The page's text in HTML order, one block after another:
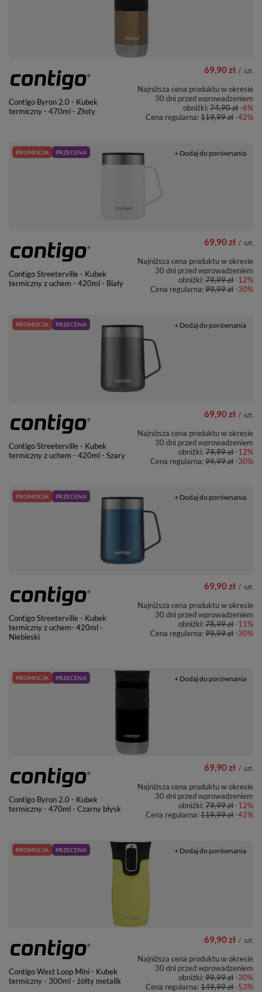
Contigo Byron 2.0 - Kubek
termiczny - 470ml - Złoty
69,90 zł / szt.
Najniższa cena produktu w okresie
30 dni przed wprowadzeniem
obniżki:74,90 zł-6%
Cena regularna:119,99 zł-42%
PROMOCJA PRZECENA
Contigo Streeterville - Kubek
termiczny z uchem - 420ml - Biały
69,90 zł / szt.
Najniższa cena produktu w okresie
30 dni przed wprowadzeniem
obniżki:79,99 zł-12%
Cena regularna:99,99 zł-30%
+ Dodaj do porównania
PROMOCJA PRZECENA
Contigo Streeterville - Kubek
termiczny z uchem - 420ml - Szary
69,90 zł / szt.
Najniższa cena produktu w okresie
30 dni przed wprowadzeniem
obniżki:79,99 zł-12%
Cena regularna:99,99 zł-30%
+ Dodaj do porównania
PROMOCJA PRZECENA
Contigo Streeterville - Kubek
termiczny z uchem- 420ml -
Niebieski
69,90 zł / szt.
Najniższa cena produktu w okresie
30 dni przed wprowadzeniem
obniżki:78,99 zł-11%
Cena regularna:99,99 zł-30%
+ Dodaj do porównania
PROMOCJA PRZECENA
Contigo Byron 2.0 - Kubek
termiczny - 470ml - Czarny błysk
69,90 zł / szt.
Najniższa cena produktu w okresie
30 dni przed wprowadzeniem
obniżki:79,99 zł-12%
Cena regularna:119,99 zł-42%
+ Dodaj do porównania
PROMOCJA PRZECENA
Contigo West Loop Mini - Kubek
termiczny - 300ml - żółty metalik
69,90 zł / szt.
Najniższa cena produktu w okresie
30 dni przed wprowadzeniem
obniżki:99,99 zł-30%
Cena regularna:149,99 zł-53%
+ Dodaj do porównania